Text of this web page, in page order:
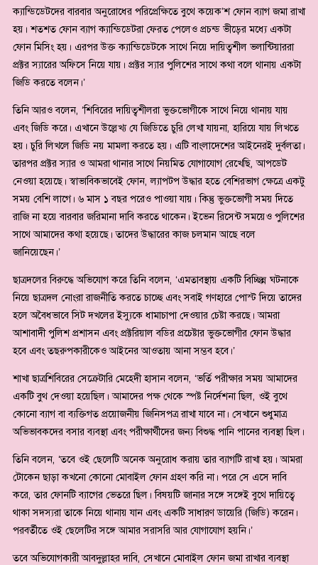
ক্যান্ডিডেটদের বারবার অনুরোধের পরিপ্রেক্ষিতে বুথে কয়েক’শ ফোন ব্যাগ জমা রাখা
হয়। শতশত ফোন ব্যাগ ক্যান্ডিডেটরা ফেরত পেলেও প্রচন্ড ভীড়ের মধ্যে একটা
ফোন মিসিং হয়। এরপর উক্ত ক্যান্ডিডেটকে সাথে নিয়ে দায়িত্বশীল ভলান্টিয়াররা
প্রক্টর স্যারের অফিসে নিয়ে যায়। প্রক্টর স্যার পুলিশের সাথে কথা বলে থানায় একটা
জিডি করতে বলেন।’
তিনি আরও বলেন, ‘শিবিরের দায়িত্বশীলরা ভুক্তভোগীকে সাথে নিয়ে থানায় যায়
এবং জিডি করে। এখানে উল্লেখ্য যে জিডিতে চুরি লেখা যায়না, হারিয়ে যায় লিখতে
হয়। চুরি লিখলে জিডি নয় মামলা করতে হয়। এটি বাংলাদেশের আইনেরই দুর্বলতা।
তারপর প্রক্টর স্যার ও আমরা থানার সাথে নিয়মিত যোগাযোগ রেখেছি, আপডেট
নেওয়া হয়েছে। স্বাভাবিকভাবেই ফোন, ল্যাপটপ উদ্ধার হতে বেশিরভাগ ক্ষেত্রে একটু
সময় বেশি লাগে। ৬ মাস ১ বছর পরেও পাওয়া যায়। কিন্তু ভুক্তভোগী সময় দিতে
রাজি না হয়ে বারবার জরিমানা দাবি করতে থাকেন। ইভেন রিসেন্ট সময়েও পুলিশের
সাথে আমাদের কথা হয়েছে। তাদের উদ্ধারের কাজ চলমান আছে বলে
জানিয়েছেন।’
ছাত্রদলের বিরুদ্ধে অভিযোগ করে তিনি বলেন, ‘এমতাবস্থায় একটি বিচ্ছিন্ন ঘটনাকে
নিয়ে ছাত্রদল নোংরা রাজনীতি করতে চাচ্ছে এবং সবাই গণহারে পোস্ট দিয়ে তাদের
হলে অবৈধভাবে সিট দখলের ইস্যুকে ধামাচাপা দেওয়ার চেষ্টা করছে। আমরা
আশাবাদী পুলিশ প্রশাসন এবং প্রক্টরিয়াল বডির প্রচেষ্টার ভুক্তভোগীর ফোন উদ্ধার
হবে এবং তছরুপকারীকেও আইনের আওতায় আনা সম্ভব হবে।’
শাখা ছাত্রশিবিরের সেক্রেটারি মেহেদী হাসান বলেন, ‘ভর্তি পরীক্ষার সময় আমাদের
একটি বুথ দেওয়া হয়েছিল। আমাদের পক্ষ থেকে স্পষ্ট নির্দেশনা ছিল, ওই বুথে
কোনো ব্যাগ বা ব্যক্তিগত প্রয়োজনীয় জিনিসপত্র রাখা যাবে না। সেখানে শুধুমাত্র
অভিভাবকদের বসার ব্যবস্থা এবং পরীক্ষার্থীদের জন্য বিশুদ্ধ পানি পানের ব্যবস্থা ছিল।
তিনি বলেন, ‘তবে ওই ছেলেটি অনেক অনুরোধ করায় তার ব্যাগটি রাখা হয়। আমরা
টোকেন ছাড়া কখনো কোনো মোবাইল ফোন গ্রহণ করি না। পরে সে এসে দাবি
করে, তার ফোনটি ব্যাগের ভেতরে ছিল। বিষয়টি জানার সঙ্গে সঙ্গেই বুথে দায়িত্বে
থাকা সদস্যরা তাকে নিয়ে থানায় যান এবং একটি সাধারণ ডায়েরি (জিডি) করেন।
পরবর্তীতে ওই ছেলেটির সঙ্গে আমার সরাসরি আর যোগাযোগ হয়নি।’
তবে অভিযোগকারী আবদুল্লাহর দাবি, সেখানে মোবাইল ফোন জমা রাখার ব্যবস্থা